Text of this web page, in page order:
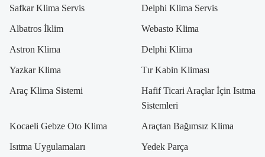
Safkar Klima Servis Delphi Klima Servis
Albatros İklim Webasto Klima
Astron Klima Delphi Klima
Yazkar Klima Tır Kabin Kliması
Araç Klima Sistemi
Hafif Ticari Araçlar İçin Isıtma
Sistemleri
Kocaeli Gebze Oto Klima Araçtan Bağımsız Klima
Isıtma Uygulamaları Yedek Parça